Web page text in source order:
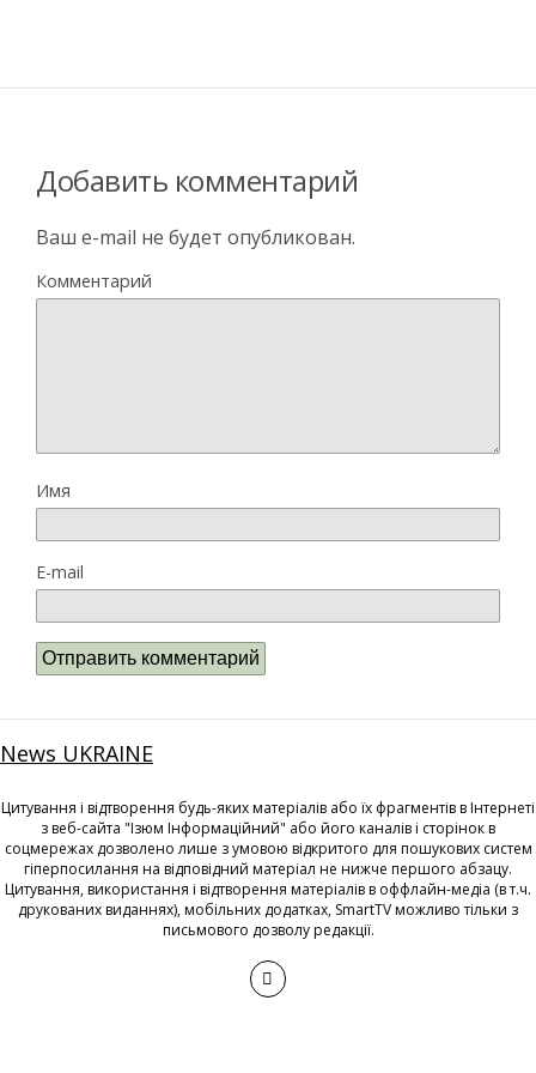
Добавить комментарий
Ваш e-mail не будет опубликован.
Комментарий
Имя
E-mail
News UKRAINE
Цитування і відтворення будь-яких матеріалів або їх фрагментів в Інтернеті
з веб-сайта "Ізюм Інформаційний" або його каналів і сторінок в
соцмережах дозволено лише з умовою відкритого для пошукових систем
гіперпосилання на відповідний матеріал не нижче першого абзацу.
Цитування, використання і відтворення матеріалів в оффлайн-медіа (в т.ч.
друкованих виданнях), мобільних додатках, SmartTV можливо тільки з
письмового дозволу редакції.